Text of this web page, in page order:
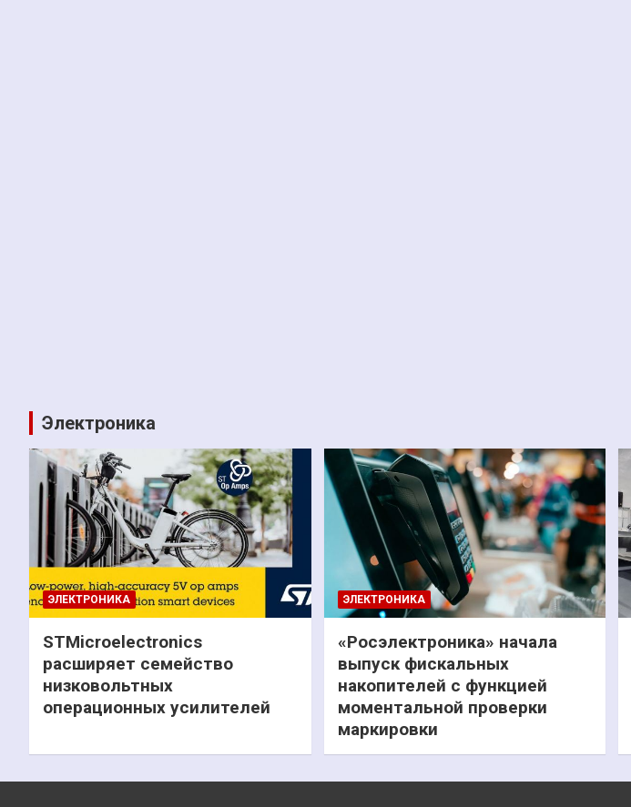
Электроника
ЭЛЕКТРОНИКА
STMicroelectronics
расширяет семейство
низковольтных
операционных усилителей
ЭЛЕКТРОНИКА
«Росэлектроника» начала
выпуск фискальных
накопителей с функцией
моментальной проверки
маркировки